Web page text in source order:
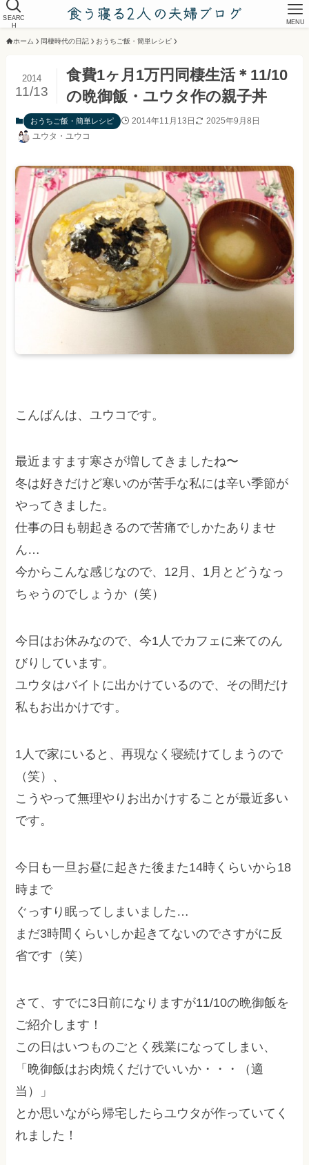
SEARC
H
MENU
ホーム 同棲時代の日記 おうちご飯・簡単レシピ
食費1ヶ月1万円同棲生活＊11/10
の晩御飯・ユウタ作の親子丼
2014
11/13
おうちご飯・簡単レシピ 2014年11月13日
2025年9月8日
ユウタ・ユウコ
こんばんは、ユウコです。
最近ますます寒さが増してきましたね〜
冬は好きだけど寒いのが苦手な私には辛い季節が
やってきました。
仕事の日も朝起きるので苦痛でしかたありませ
ん…
今からこんな感じなので、12月、1月とどうなっ
ちゃうのでしょうか（笑）
今日はお休みなので、今1人でカフェに来てのん
びりしています。
ユウタはバイトに出かけているので、その間だけ
私もお出かけです。
1人で家にいると、再現なく寝続けてしまうので
（笑）、
こうやって無理やりお出かけすることが最近多い
です。
今日も一旦お昼に起きた後また14時くらいから18
時まで
ぐっすり眠ってしまいました…
まだ3時間くらいしか起きてないのでさすがに反
省です（笑）
さて、すでに3日前になりますが11/10の晩御飯を
ご紹介します！
この日はいつものごとく残業になってしまい、
「晩御飯はお肉焼くだけでいいか・・・（適
当）」
とか思いながら帰宅したらユウタが作っていてく
れました！